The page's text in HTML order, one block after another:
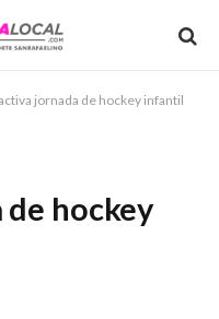
jornada de hockey infantil
hockey